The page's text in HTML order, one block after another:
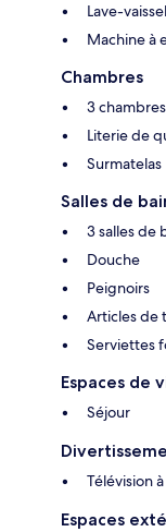
Lave-
Machine à
Chambres
3 chambres
Literie de
Surmatelas
Salles de
3 salles de
Douche
Peignoirs
Articles de
Serviettes
Espaces de
Séjour
Télévision
Espaces